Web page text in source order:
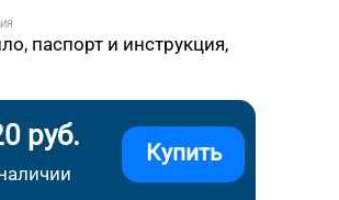
паспорт и инструкция,
руб.
Купить